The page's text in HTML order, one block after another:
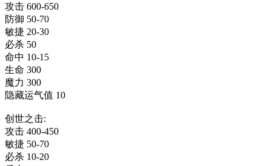
攻击 600-650
防御 50-70
敏捷 20-30
必杀 50
命中 10-15
生命 300
魔力 300
隐藏运气值 10
创世之击:
攻击 400-450
敏捷 50-70
必杀 10-20